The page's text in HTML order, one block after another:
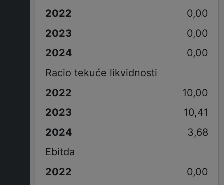
0,00
0,00
0,00
Racio tekuće likvidnosti
10,00
10,41
3,68
Ebitda
0,00